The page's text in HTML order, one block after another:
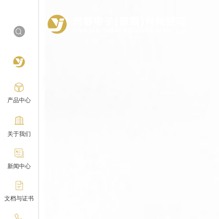
产品中心
关于我们
新闻中心
文档与证书